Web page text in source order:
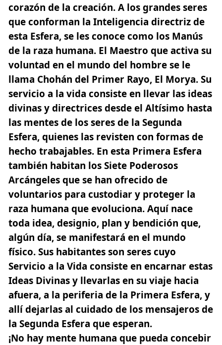
corazón de la creación. A los grandes seres
que conforman la Inteligencia directriz de
esta Esfera,se les conoce como los Manús
de la raza humana. El Maestro que activa su
voluntad en el mundo del hombre se le
llama Chohán del Primer Rayo, El Morya. Su
servicio a la vida consiste en llevar las ideas
divinas y directrices desde el Altísimo hasta
las mentes de los seres de la Segunda
Esfera, quienes las revisten con formas de
hecho trabajables. En esta Primera Esfera
también habitan los Siete Poderosos
Arcángeles que se han ofrecido de
voluntarios para custodiar y proteger la
raza humana que evoluciona. Aquí nace
toda idea, designio, plan y bendición que,
algún día, se manifestará en el mundo
físico. Sus habitantes son seres cuyo
Servicio a la Vida consiste en encarnar estas
Ideas Divinas y llevarlas en su viaje hacia
afuera, a la periferia de la Primera Esfera, y
allí dejarlas al cuidado de los mensajeros de
la Segunda Esfera que esperan.
¡No hay mente humana que pueda concebir